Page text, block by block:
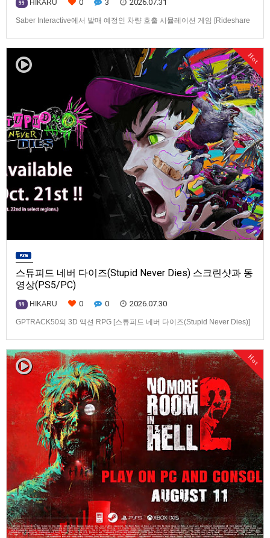
99 HIKARU 0 3 2026.07.31
Saber Interactive에서 발매 예정인 차량 호출 시뮬레이션 게임 [Rideshare
을 운영하는 드라이버가 되어라'Rideshare "Stimulat…
Hot
스튜피드 네버 다이즈(Stupid Never Dies) 스크린샷과 동
영상(PS5/PC)
99 HIKARU 0 0 2026.07.30
GPTRACK50의 3D 액션 RPG [스튜피드 네버 다이즈(Stupid Never Dies)]
Hot